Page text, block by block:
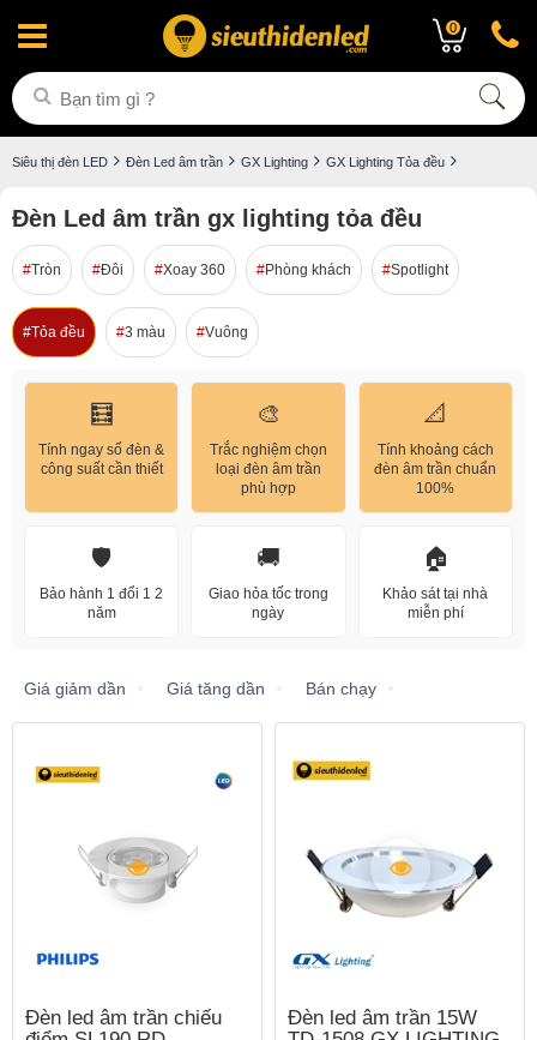
0
Siêu thị đèn LED Đèn Led âm trần GX Lighting GX Lighting Tỏa đều
Đèn Led âm trần gx lighting tỏa đều
Tròn Đôi Xoay 360 Phòng khách Spotlight
Tỏa đều 3 màu Vuông
🧮
Tính ngay số đèn &
công suất cần thiết
🎨
Trắc nghiệm chọn
loại đèn âm trần
phù hợp
📐
Tính khoảng cách
đèn âm trần chuẩn
100%
🛡️
Bảo hành 1 đổi 1 2
năm
🚚
Giao hỏa tốc trong
ngày
🏠
Khảo sát tại nhà
miễn phí
Giá giảm dần Giá tăng dần Bán chạy
Đèn led âm trần chiếu
Đèn led âm trần 15W